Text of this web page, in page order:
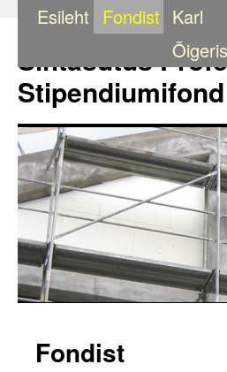
Sihtasutus
Stipendiumifond
Esileht Fondist Karl
Fondist